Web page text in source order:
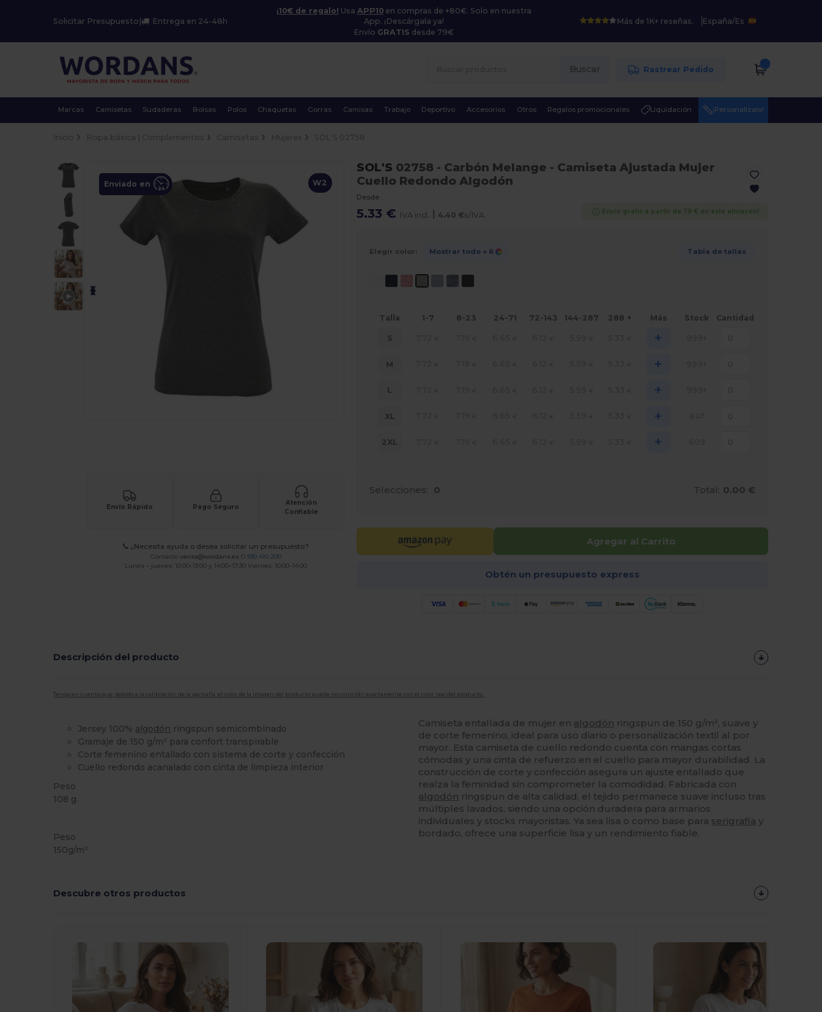
Solicitar Presupuesto Entrega en 24-48h
¡10€ de regalo! Usa APP10en compras de +80€. Solo en nuestra
App. ¡Descárgala ya!
Envío GRATIS desde 79€
Más de 1K+ reseñas. España/Es
Buscar Rastrear Pedido
Marcas Camisetas Sudaderas Bolsas Polos Chaquetas Gorras Camisas Trabajo Deportivo Accesorios Otros Regalos promocionales Liquidación ¡Personalízalo!
W2
Enviado en
Envío Rápido Pago Seguro
Atención
Confiable
¿Necesita ayuda o desea solicitar un presupuesto?
Contacto venta@wordans.es O 930 410 200
Lunes – jueves: 10:00–13:00 y 14:00–17:30 Viernes: 10:00–14:00
SOL'S 02758 - Carbón Melange - Camiseta Ajustada Mujer
Cuello Redondo Algodón
Desde
5.33 € IVA incl. | 4.40 €s/IVA Envío gratis a partir de 79 € en este almacén!
Elegir color: Mostrar todo + 6 Tabla de tallas
Talla 1-7 8-23 24-71 72-143 144-287 288 + Más Stock Cantidad
S +
M +
L +
XL +
2XL +
Selecciones: 0 Total: 0.00 €
Agregar al Carrito
Obtén un presupuesto express
Descripción del producto
Tenga en cuenta que, debido a la calibración de la pantalla, el color de la imagen del producto puede no coincidir exactamente con el color real del producto.
Jersey 100% algodón ringspun semicombinado
Gramaje de 150 g/m² para confort transpirable
Corte femenino entallado con sistema de corte y confección
Cuello redondo acanalado con cinta de limpieza interior
Peso
108 g.
Peso
150g/m²
Camiseta entallada de mujer en algodón ringspun de 150 g/m², suave y
de corte femenino, ideal para uso diario o personalización textil al por
mayor. Esta camiseta de cuello redondo cuenta con mangas cortas
cómodas y una cinta de refuerzo en el cuello para mayor durabilidad. La
construcción de corte y confección asegura un ajuste entallado que
realza la feminidad sin comprometer la comodidad. Fabricada con
algodón ringspun de alta calidad, el tejido permanece suave incluso tras
múltiples lavados, siendo una opción duradera para armarios
individuales y stocks mayoristas. Ya sea lisa o como base para serigrafía y
bordado, ofrece una superficie lisa y un rendimiento fiable.
Descubre otros productos